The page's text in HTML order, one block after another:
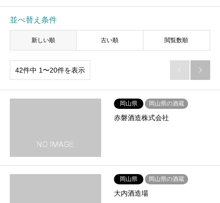
並べ替え条件
新しい順 古い順 閲覧数順
42件中 1〜20件を表示  
岡山県 岡山県の酒蔵
赤磐酒造株式会社
岡山県 岡山県の酒蔵
大内酒造場